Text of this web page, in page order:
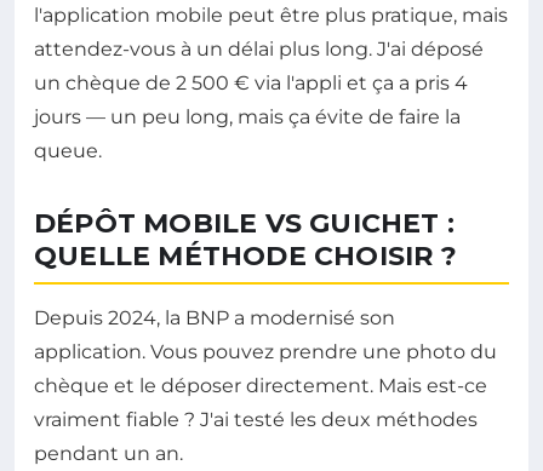
l'application mobile peut être plus pratique, mais
attendez-vous à un délai plus long. J'ai déposé
un chèque de 2 500 € via l'appli et ça a pris 4
jours — un peu long, mais ça évite de faire la
queue.
DÉPÔT MOBILE VS GUICHET :
QUELLE MÉTHODE CHOISIR ?
Depuis 2024, la BNP a modernisé son
application. Vous pouvez prendre une photo du
chèque et le déposer directement. Mais est-ce
vraiment fiable ? J'ai testé les deux méthodes
pendant un an.